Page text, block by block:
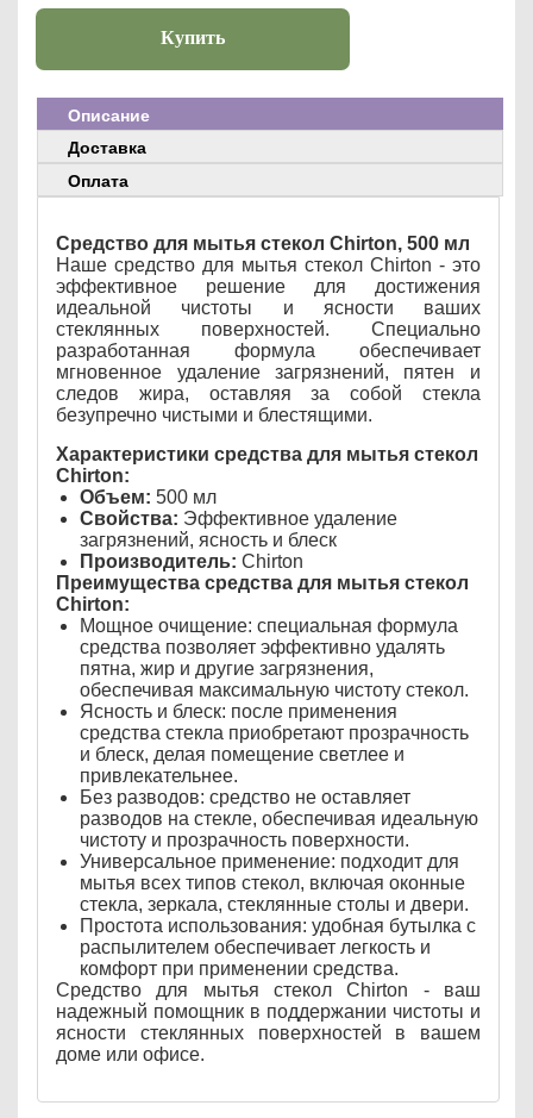
Купить
Описание
Доставка
Оплата
Средство для мытья стекол Chirton, 500 мл
Наше средство для мытья стекол Chirton - это
эффективное решение для достижения
идеальной чистоты и ясности ваших
стеклянных поверхностей. Специально
разработанная формула обеспечивает
мгновенное удаление загрязнений, пятен и
следов жира, оставляя за собой стекла
безупречно чистыми и блестящими.
Характеристики средства для мытья стекол
Chirton:
Объем: 500 мл
Свойства: Эффективное удаление
загрязнений, ясность и блеск
Производитель: Chirton
Преимущества средства для мытья стекол
Chirton:
Мощное очищение: специальная формула
средства позволяет эффективно удалять
пятна, жир и другие загрязнения,
обеспечивая максимальную чистоту стекол.
Ясность и блеск: после применения
средства стекла приобретают прозрачность
и блеск, делая помещение светлее и
привлекательнее.
Без разводов: средство не оставляет
разводов на стекле, обеспечивая идеальную
чистоту и прозрачность поверхности.
Универсальное применение: подходит для
мытья всех типов стекол, включая оконные
стекла, зеркала, стеклянные столы и двери.
Простота использования: удобная бутылка с
распылителем обеспечивает легкость и
комфорт при применении средства.
Средство для мытья стекол Chirton - ваш
надежный помощник в поддержании чистоты и
ясности стеклянных поверхностей в вашем
доме или офисе.